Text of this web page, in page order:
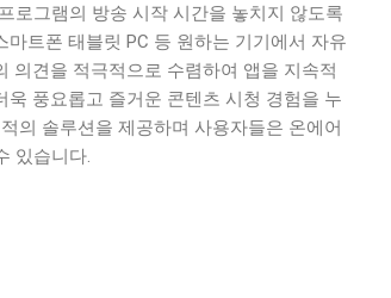
로그램의 방송 시작 시간을 놓치지 않도록
트폰 태블릿 PC 등 원하는 기기에서 자유
의견을 적극적으로 수렴하여 앱을 지속적
풍요롭고 즐거운 콘텐츠 시청 경험을 누
의 솔루션을 제공하며 사용자들은 온에어
있습니다.